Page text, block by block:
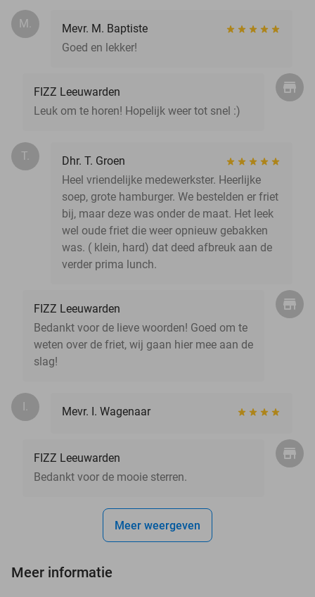
M.
Mevr. M. Baptiste
Goed en lekker!
FIZZ Leeuwarden
Leuk om te horen! Hopelijk weer tot snel :)
T.
Dhr. T. Groen
Heel vriendelijke medewerkster. Heerlijke
soep, grote hamburger. We bestelden er friet
bij, maar deze was onder de maat. Het leek
wel oude friet die weer opnieuw gebakken
was. ( klein, hard) dat deed afbreuk aan de
verder prima lunch.
FIZZ Leeuwarden
Bedankt voor de lieve woorden! Goed om te
weten over de friet, wij gaan hier mee aan de
slag!
I. Mevr. I. Wagenaar
FIZZ Leeuwarden
Bedankt voor de mooie sterren.
Meer weergeven
Meer informatie